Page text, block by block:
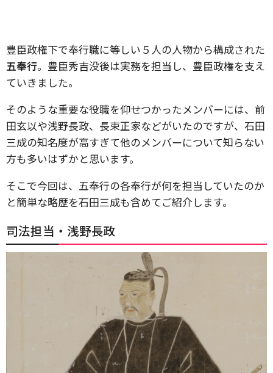
豊臣政権下で奉行職に等しい５人の人物から構成された
五奉行。豊臣秀吉没後は実務を担当し、豊臣政権を支え
ていきました。
そのような重要な役職を仰せつかったメンバーには、前
田玄以や浅野長政、長束正家などがいたのですが、石田
三成の知名度が高すぎて他のメンバーについて知らない
方も多いはずかと思います。
そこで今回は、五奉行の各奉行が何を担当していたのか
と簡単な略歴を石田三成も含めてご紹介します。
司法担当・浅野長政